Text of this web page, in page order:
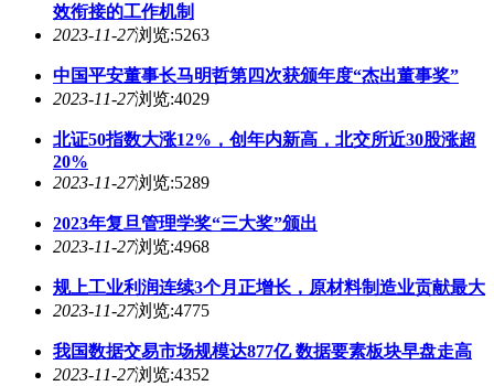
效衔接的工作机制
2023-11-27浏览:5263
中国平安董事长马明哲第四次获颁年度“杰出董事奖”
2023-11-27浏览:4029
北证50指数大涨12%，创年内新高，北交所近30股涨超
20%
2023-11-27浏览:5289
2023年复旦管理学奖“三大奖”颁出
2023-11-27浏览:4968
规上工业利润连续3个月正增长，原材料制造业贡献最大
2023-11-27浏览:4775
我国数据交易市场规模达877亿 数据要素板块早盘走高
2023-11-27浏览:4352